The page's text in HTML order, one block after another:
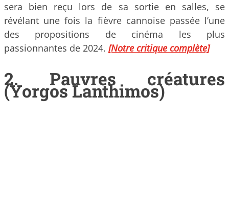
sera bien reçu lors de sa sortie en salles, se
révélant une fois la fièvre cannoise passée l’une
des propositions de cinéma les plus
passionnantes de 2024. [Notre critique complète]
2. Pauvres créatures
(Yorgos Lanthimos)